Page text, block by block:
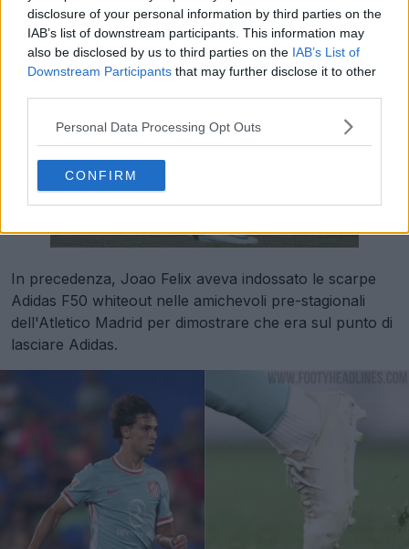
disclosure of your personal information by third parties on the
IAB’s list of downstream participants. This information may
also be disclosed by us to third parties on the IAB’s List of
Downstream Participants that may further disclose it to other
Personal Data Processing Opt Outs
CONFIRM
In precedenza, Joao Felix aveva indossato le scarpe
Adidas F50 whiteout nelle amichevoli pre-stagionali
dell'Atletico Madrid per dimostrare che era sul punto di
lasciare Adidas.